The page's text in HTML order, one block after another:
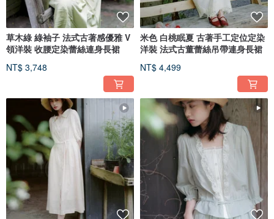
草木綠 綠袖子 法式古著感優雅 V
領洋裝 收腰定染蕾絲連身長裙
NT$ 3,748
米色 白桃眠夏 古著手工定位定染
洋裝 法式古董蕾絲吊帶連身長裙
NT$ 4,499